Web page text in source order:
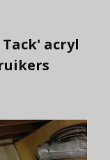
acryl